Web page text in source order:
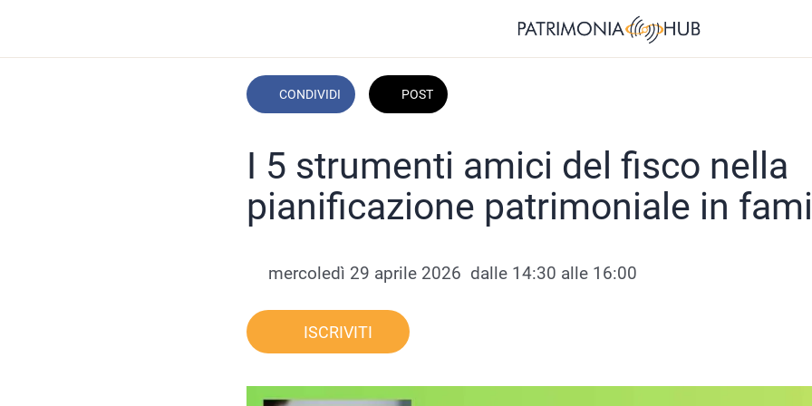
CONDIVIDI POST
I 5 strumenti amici del fisco nella
pianificazione patrimoniale in
mercoledì 29 aprile 2026  dalle 14:30 alle 16:00
ISCRIVITI